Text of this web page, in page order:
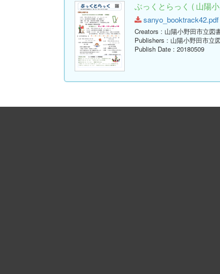
ぶっくとらっく ( 山陽
Creators : 山陽小野田市立図
Publishers : 山陽小野田市立
Publish Date : 20180509